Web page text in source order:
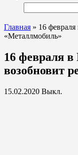
Главная » 16
«Металлмобиль»
16 февраля в
возобновит
15.02.2020 Выкл.